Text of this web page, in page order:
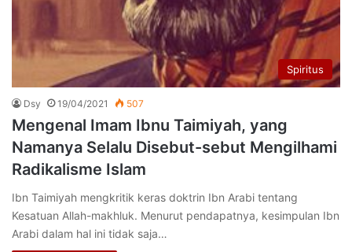
Spiritus
Dsy 19/04/2021 507
Mengenal Imam Ibnu Taimiyah, yang
Namanya Selalu Disebut-sebut Mengilhami
Radikalisme Islam
Ibn Taimiyah mengkritik keras doktrin Ibn Arabi tentang
Kesatuan Allah-makhluk. Menurut pendapatnya, kesimpulan Ibn
Arabi dalam hal ini tidak saja…